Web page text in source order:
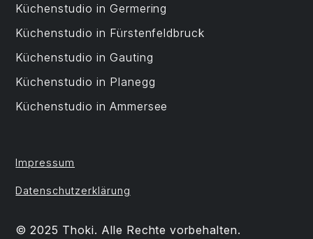
Küchenstudio in Germering
Küchenstudio in Fürstenfeldbruck
Küchenstudio in Gauting
Küchenstudio in Planegg
Küchenstudio in Ammersee
© 2025 Thoki. Alle Rechte vorbehalten.
Impressum
Datenschutzerklärung